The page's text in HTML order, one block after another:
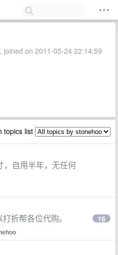
joined on 2011-05-24 22:14:59
topics list
，自用半年，无任何
折帮各位代购。 16